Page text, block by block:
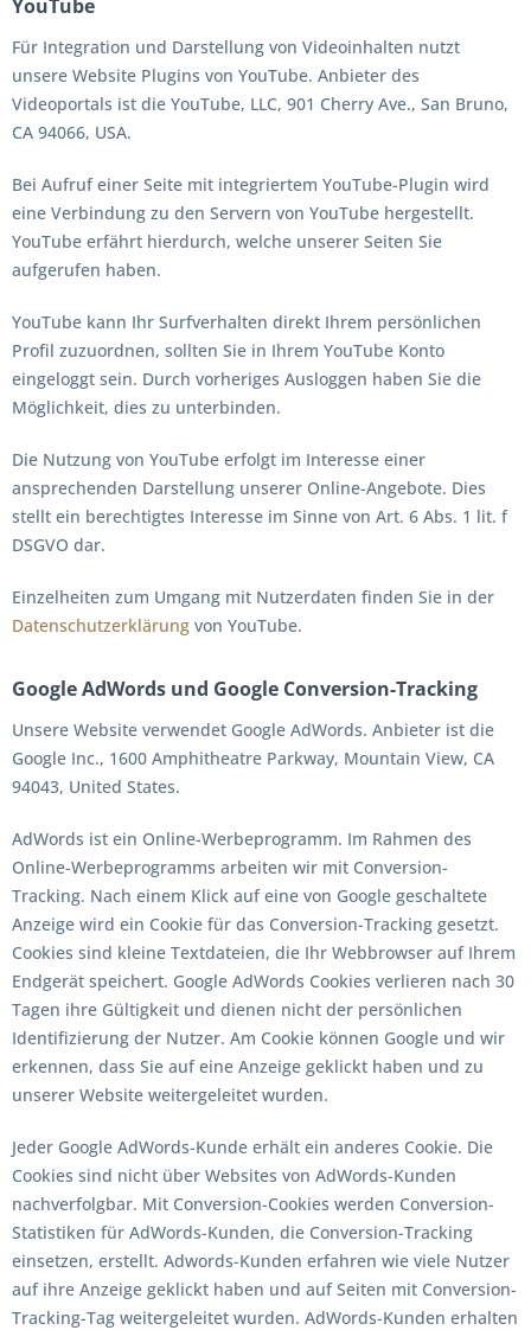
YouTube
Für Integration und Darstellung von Videoinhalten nutzt
unsere Website Plugins von YouTube. Anbieter des
Videoportals ist die YouTube, LLC, 901 Cherry Ave., San Bruno,
CA 94066, USA.
Bei Aufruf einer Seite mit integriertem YouTube-Plugin wird
eine Verbindung zu den Servern von YouTube hergestellt.
YouTube erfährt hierdurch, welche unserer Seiten Sie
aufgerufen haben.
YouTube kann Ihr Surfverhalten direkt Ihrem persönlichen
Profil zuzuordnen, sollten Sie in Ihrem YouTube Konto
eingeloggt sein. Durch vorheriges Ausloggen haben Sie die
Möglichkeit, dies zu unterbinden.
Die Nutzung von YouTube erfolgt im Interesse einer
ansprechenden Darstellung unserer Online-Angebote. Dies
stellt ein berechtigtes Interesse im Sinne von Art. 6 Abs. 1 lit. f
DSGVO dar.
Einzelheiten zum Umgang mit Nutzerdaten finden Sie in der
Datenschutzerklärung von YouTube.
Google AdWords und Google Conversion-Tracking
Unsere Website verwendet Google AdWords. Anbieter ist die
Google Inc., 1600 Amphitheatre Parkway, Mountain View, CA
94043, United States.
AdWords ist ein Online-Werbeprogramm. Im Rahmen des
Online-Werbeprogramms arbeiten wir mit Conversion-
Tracking. Nach einem Klick auf eine von Google geschaltete
Anzeige wird ein Cookie für das Conversion-Tracking gesetzt.
Cookies sind kleine Textdateien, die Ihr Webbrowser auf Ihrem
Endgerät speichert. Google AdWords Cookies verlieren nach 30
Tagen ihre Gültigkeit und dienen nicht der persönlichen
Identifizierung der Nutzer. Am Cookie können Google und wir
erkennen, dass Sie auf eine Anzeige geklickt haben und zu
unserer Website weitergeleitet wurden.
Jeder Google AdWords-Kunde erhält ein anderes Cookie. Die
Cookies sind nicht über Websites von AdWords-Kunden
nachverfolgbar. Mit Conversion-Cookies werden Conversion-
Statistiken für AdWords-Kunden, die Conversion-Tracking
einsetzen, erstellt. Adwords-Kunden erfahren wie viele Nutzer
auf ihre Anzeige geklickt haben und auf Seiten mit Conversion-
Tracking-Tag weitergeleitet wurden. AdWords-Kunden erhalten